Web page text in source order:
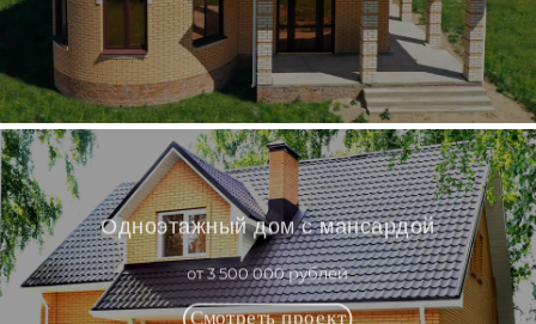
Одноэтажный дом с мансардой
от 3 500 000 рублей